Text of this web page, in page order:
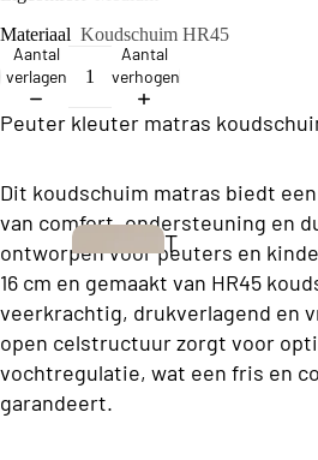
e
c
ti
n
B
u
s
i
T
w
e
e
p
Materiaal Koudschuim HR45
Aantal
verlagen
Aantal
verhogen
Peuter kleuter matras
Dit koudschuim matras biedt
van comfort, ondersteuning en
ontworpen voor peuters en
16 cm en gemaakt van HR45
veerkrachtig, drukverlagend en
open celstructuur zorgt voor
vochtregulatie, wat een fris en
garandeert.